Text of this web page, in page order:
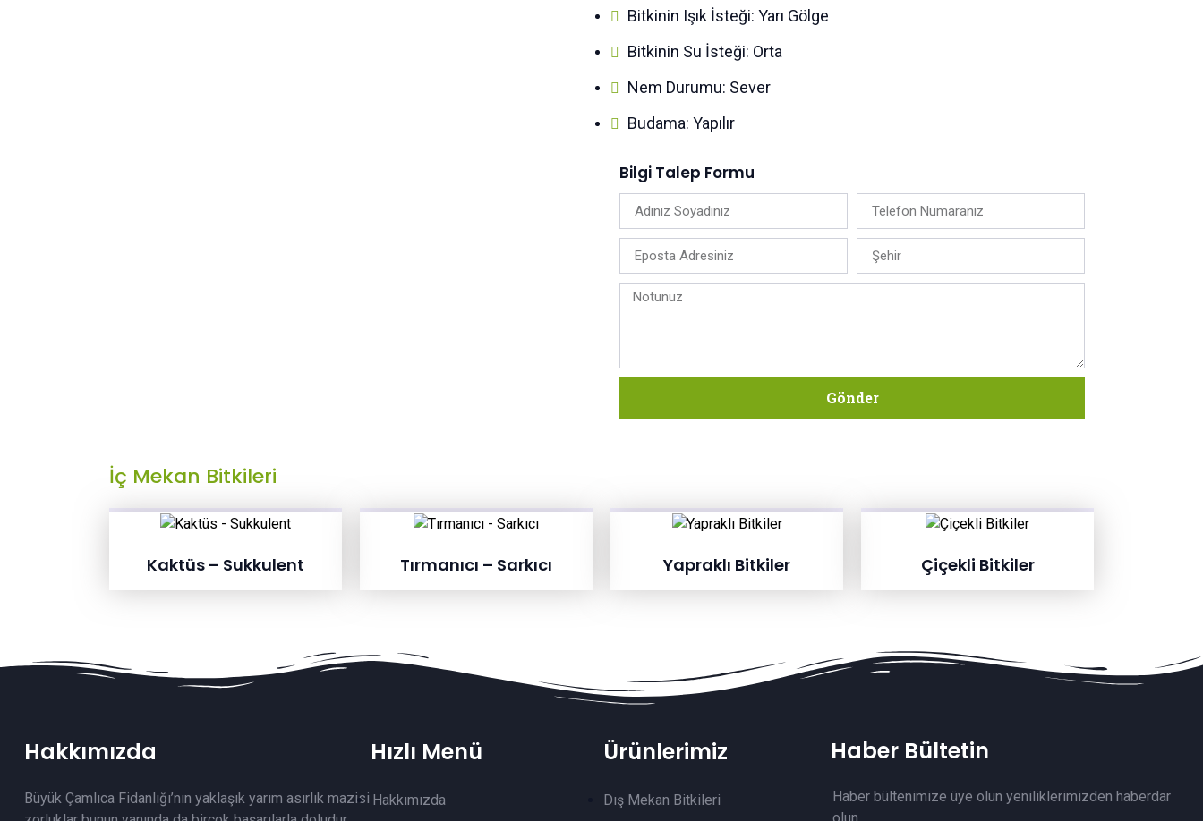
Bitkinin Işık İsteği: Yarı Gölge
Bitkinin Su İsteği: Orta
Nem Durumu: Sever
Budama: Yapılır
Bilgi Talep Formu
Gönder
İç Mekan Bitkileri
Kaktüs – Sukkulent Tırmanıcı – Sarkıcı Yapraklı Bitkiler Çiçekli Bitkiler
Hakkımızda
Büyük Çamlıca Fidanlığı’nın yaklaşık yarım asırlık mazisi
Hızlı Menü
Hakkımızda
Ürünlerimiz
Dış Mekan Bitkileri
Haber Bültetin
Haber bültenimize üye olun yeniliklerimizden haberdar